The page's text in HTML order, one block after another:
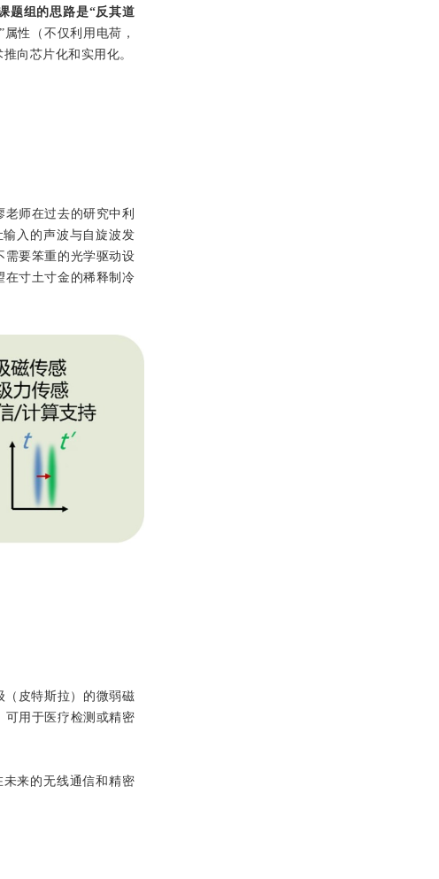
题组的思路是“反其道
性（不仅利用电荷，
向芯片化和实用化。
师在过去的研究中利
入的声波与自旋波发
需要笨重的光学驱动设
在寸土寸金的稀释制冷
（皮特斯拉）的微弱磁
可用于医疗检测或精密
来的无线通信和精密